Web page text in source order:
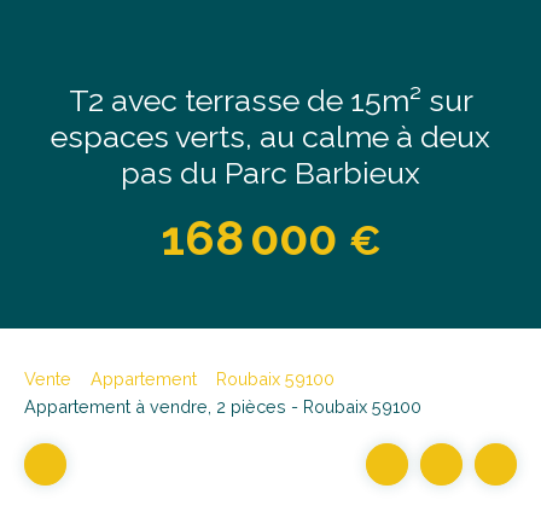
T2 avec terrasse de 15m² sur
espaces verts, au calme à deux
pas du Parc Barbieux
168 000 €
Vente Appartement
Roubaix 59100
Appartement à vendre, 2 pièces - Roubaix 59100